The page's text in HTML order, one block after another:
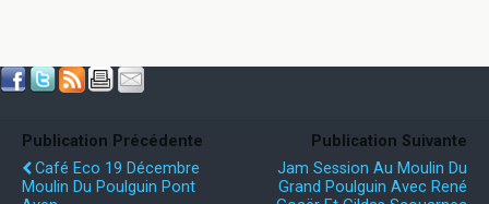
Publication Précédente
Café Eco 19 Décembre
Moulin Du Poulguin Pont
Publication Suivante
Jam Session Au Moulin Du
Grand Poulguin Avec René